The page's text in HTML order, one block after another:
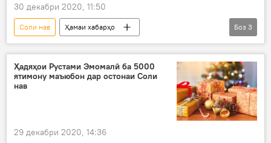
30 декабри 2020, 11:50
Соли нав
Ҳамаи хабарҳо
Дар Тоҷикистон
Сиёсат
Эмомали Раҳмон
Шавкат Мирзиёев
Боз 3
Ҳадяҳои Рустами Эмомалӣ ба 5000
ятимону маъюбон дар остонаи Соли
нав
29 декабри 2020, 14:36